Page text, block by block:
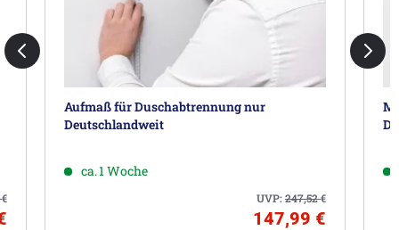
€
Aufmaß für Duschabtrennung nur
Deutschlandweit
ca. 1 Woche
UVP:247,52€
147,99 €